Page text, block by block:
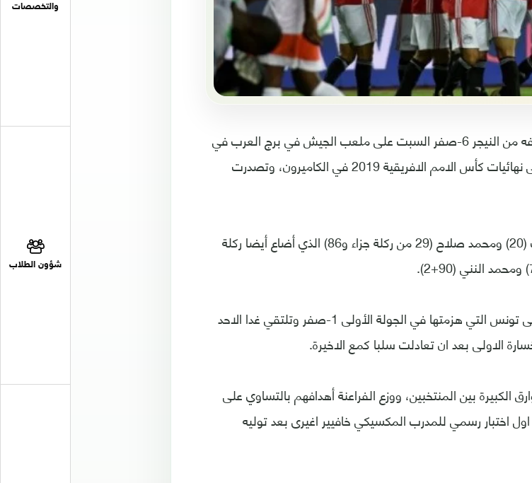
والتخصصات
شؤون الطلاب
حقق منتخب مصر فوزا ساحقا على ضيفه من النيجر 6-صفر السبت على ملعب الجيش في برج العرب في
الجولة الثانية من التصفيات المؤهلة الى نهائيات كأس الامم الافريقية 2019 في الكاميرون، وتصدرت
وسجل مروان محسن (13) وايمن اشرف (20) ومحمد صلاح (29 من ركلة جزاء و86) الذي أضاع أيضا ركلة
وحققت مصر فوزها الاول، وتقدمت على تونس التي هزمتها في الجولة الأولى 1-صفر وتلتقي غدا الاحد
الاولى بعد ان تعادلت سلبا كمع الاخيرة.
الكبيرة بين المنتخبين، ووزع الفراعنة أهدافهم بالتساوي على
اختبار رسمي للمدرب المكسيكي خافيير اغيرى بعد توليه